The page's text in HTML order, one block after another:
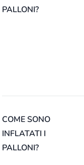
PALLONI?
COME SONO
INFLATATI I
PALLONI?